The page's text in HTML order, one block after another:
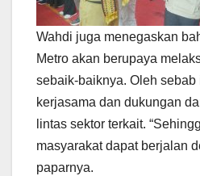
Wahdi juga menegaskan
Metro akan berupaya
sebaik-baiknya. Oleh sebab
kerjasama dan dukungan
lintas sektor terkait.
masyarakat dapat berjalan
paparnya.